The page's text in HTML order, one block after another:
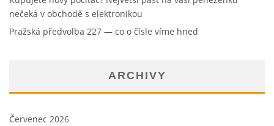
nečeká v obchodě s elektronikou
Pražská předvolba 227 — co o čísle víme hned
ARCHIVY
Červenec 2026